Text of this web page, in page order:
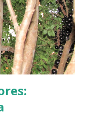
em várias partes do
eu. Mas, será que
os variados